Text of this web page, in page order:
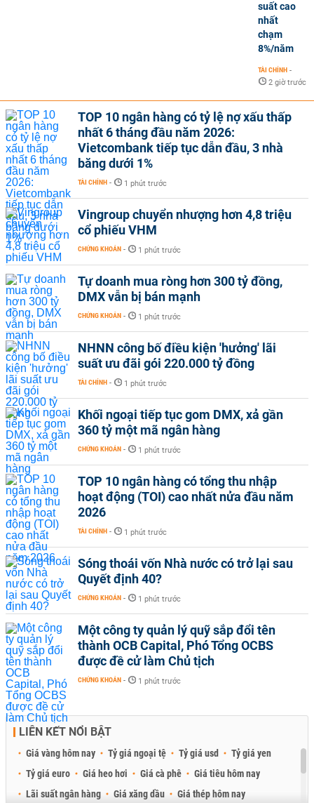
suất cao
nhất
chạm
8%/năm
TÀI CHÍNH -
2 giờ trước
TOP 10 ngân hàng có tỷ lệ nợ xấu thấp
nhất 6 tháng đầu năm 2026:
Vietcombank tiếp tục dẫn đầu, 3 nhà
băng dưới 1%
TÀI CHÍNH - 1 phút trước
Vingroup chuyển nhượng hơn 4,8 triệu
cổ phiếu VHM
CHỨNG KHOÁN - 1 phút trước
Tự doanh mua ròng hơn 300 tỷ đồng,
DMX vẫn bị bán mạnh
CHỨNG KHOÁN - 1 phút trước
NHNN công bố điều kiện 'hưởng' lãi
suất ưu đãi gói 220.000 tỷ đồng
TÀI CHÍNH - 1 phút trước
Khối ngoại tiếp tục gom DMX, xả gần
360 tỷ một mã ngân hàng
CHỨNG KHOÁN - 1 phút trước
TOP 10 ngân hàng có tổng thu nhập
hoạt động (TOI) cao nhất nửa đầu năm
2026
TÀI CHÍNH - 1 phút trước
Sóng thoái vốn Nhà nước có trở lại sau
Quyết định 40?
CHỨNG KHOÁN - 1 phút trước
Một công ty quản lý quỹ sắp đổi tên
thành OCB Capital, Phó Tổng OCBS
được đề cử làm Chủ tịch
CHỨNG KHOÁN - 1 phút trước
LIÊN KẾT NỔI BẬT
Giá vàng hôm nay Tỷ giá ngoại tệ Tỷ giá usd
Tỷ giá yen
Tỷ giá euro
Giá heo hơi Giá cà phê
Giá tiêu hôm nay
Lãi suất ngân hàng
Giá xăng dầu Giá thép hôm nay